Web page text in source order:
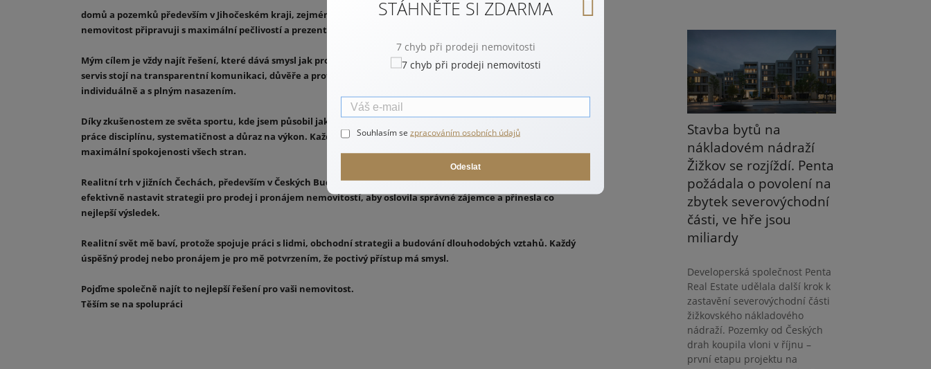
domů a pozemků především v Jihočeském kraji, zejména v Českých Budějovicích, Táboře a jejich okolí. Každou
nemovitost připravuji s maximální pečlivostí a prezentuji ji tak, aby zaujala a prodala se za co nejlepší cenu.
Mým cílem je vždy najít řešení, které dává smysl jak prodávajícím, tak kupujícím. Věřím, že kvalitní realitní
servis stojí na transparentní komunikaci, důvěře a profesionálním přístupu. Ke každé zakázce přistupuji
individuálně a s plným nasazením.
Díky zkušenostem ze světa sportu, kde jsem působil jako závodní tenista, trenér i rozhodčí, přenáším do své
práce disciplínu, systematičnost a důraz na výkon. Každý realitní obchod beru jako výzvu s cílem dosáhnout
maximální spokojenosti všech stran.
Realitní trh v jižních Čechách, především v Českých Budějovicích a Táboře, dokonale znám. Proto dokážu
efektivně nastavit strategii pro prodej i pronájem nemovitostí, aby oslovila správné zájemce a přinesla co
nejlepší výsledek.
Realitní svět mě baví, protože spojuje práci s lidmi, obchodní strategii a budování dlouhodobých vztahů. Každý
úspěšný prodej nebo pronájem je pro mě potvrzením, že poctivý přístup má smysl.
Pojďme společně najít to nejlepší řešení pro vaši nemovitost.
Těším se na spolupráci
Stavba bytů na
nákladovém nádraží
Žižkov se rozjíždí. Penta
požádala o povolení na
zbytek severovýchodní
části, ve hře jsou
miliardy
Developerská společnost Penta
Real Estate udělala další krok k
zastavění severovýchodní části
žižkovského nákladového
nádraží. Pozemky od Českých
drah koupila vloni v říjnu –
první etapu projektu na
STÁHNĚTE SI ZDARMA
7 chyb při prodeji nemovitosti
Souhlasím se zpracováním osobních údajů
Odeslat